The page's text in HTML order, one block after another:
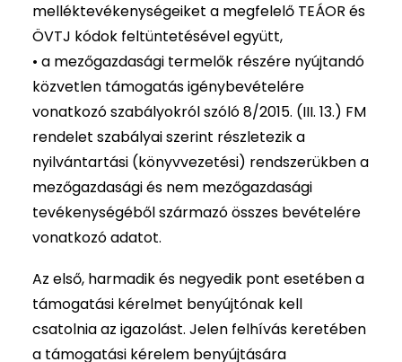
melléktevékenységeiket a megfelelő TEÁOR és
ÖVTJ kódok feltüntetésével együtt,
• a mezőgazdasági termelők részére nyújtandó
közvetlen támogatás igénybevételére
vonatkozó szabályokról szóló 8/2015. (III. 13.) FM
rendelet szabályai szerint részletezik a
nyilvántartási (könyvvezetési) rendszerükben a
mezőgazdasági és nem mezőgazdasági
tevékenységéből származó összes bevételére
vonatkozó adatot.
Az első, harmadik és negyedik pont esetében a
támogatási kérelmet benyújtónak kell
csatolnia az igazolást. Jelen felhívás keretében
a támogatási kérelem benyújtására